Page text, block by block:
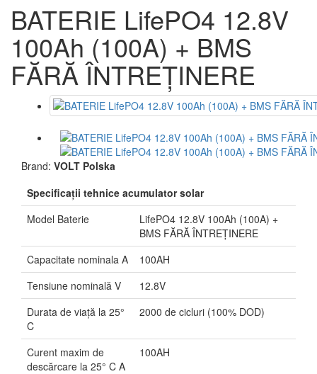
BATERIE LifePO4 12.8V
100Ah (100A) + BMS
FĂRĂ ÎNTREȚINERE
Brand: VOLT Polska
Specificaţii tehnice acumulator solar
Model Baterie
LifePO4 12.8V 100Ah (100A) +
BMS FĂRĂ ÎNTREȚINERE
Capacitate nominala A
100AH
Tensiune nominală V
12.8V
Durata de viață la 25°
C
2000 de cicluri (100% DOD)
Curent maxim de
descărcare la 25° C A
100AH